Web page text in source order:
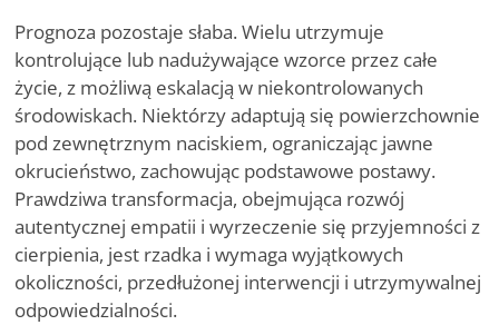
Prognoza pozostaje słaba. Wielu utrzymuje
kontrolujące lub nadużywające wzorce przez całe
życie, z możliwą eskalacją w niekontrolowanych
środowiskach. Niektórzy adaptują się powierzchownie
pod zewnętrznym naciskiem, ograniczając jawne
okrucieństwo, zachowując podstawowe postawy.
Prawdziwa transformacja, obejmująca rozwój
autentycznej empatii i wyrzeczenie się przyjemności z
cierpienia, jest rzadka i wymaga wyjątkowych
okoliczności, przedłużonej interwencji i utrzymywalnej
odpowiedzialności.